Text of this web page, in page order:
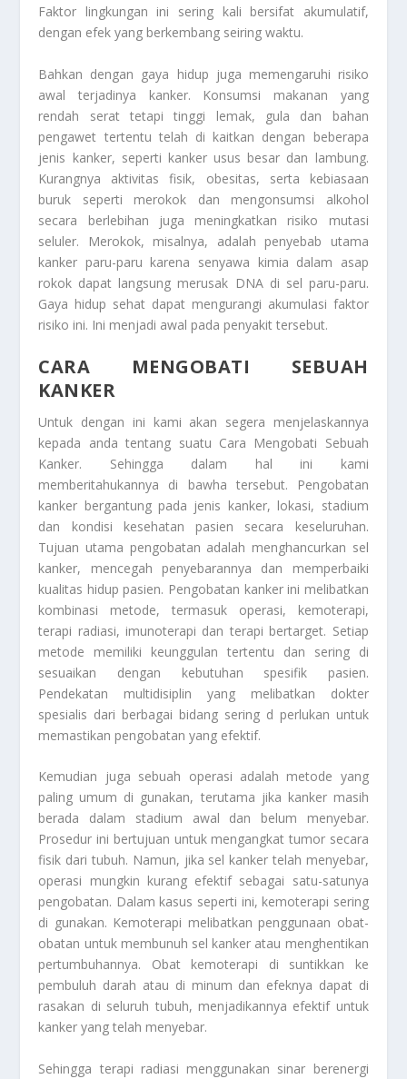
Faktor lingkungan ini sering kali bersifat akumulatif,
dengan efek yang berkembang seiring waktu.
Bahkan dengan gaya hidup juga memengaruhi risiko
awal terjadinya kanker. Konsumsi makanan yang
rendah serat tetapi tinggi lemak, gula dan bahan
pengawet tertentu telah di kaitkan dengan beberapa
jenis kanker, seperti kanker usus besar dan lambung.
Kurangnya aktivitas fisik, obesitas, serta kebiasaan
buruk seperti merokok dan mengonsumsi alkohol
secara berlebihan juga meningkatkan risiko mutasi
seluler. Merokok, misalnya, adalah penyebab utama
kanker paru-paru karena senyawa kimia dalam asap
rokok dapat langsung merusak DNA di sel paru-paru.
Gaya hidup sehat dapat mengurangi akumulasi faktor
risiko ini. Ini menjadi awal pada penyakit tersebut.
CARA MENGOBATI SEBUAH
KANKER
Untuk dengan ini kami akan segera menjelaskannya
kepada anda tentang suatu Cara Mengobati Sebuah
Kanker. Sehingga dalam hal ini kami
memberitahukannya di bawha tersebut. Pengobatan
kanker bergantung pada jenis kanker, lokasi, stadium
dan kondisi kesehatan pasien secara keseluruhan.
Tujuan utama pengobatan adalah menghancurkan sel
kanker, mencegah penyebarannya dan memperbaiki
kualitas hidup pasien. Pengobatan kanker ini melibatkan
kombinasi metode, termasuk operasi, kemoterapi,
terapi radiasi, imunoterapi dan terapi bertarget. Setiap
metode memiliki keunggulan tertentu dan sering di
sesuaikan dengan kebutuhan spesifik pasien.
Pendekatan multidisiplin yang melibatkan dokter
spesialis dari berbagai bidang sering d perlukan untuk
memastikan pengobatan yang efektif.
Kemudian juga sebuah operasi adalah metode yang
paling umum di gunakan, terutama jika kanker masih
berada dalam stadium awal dan belum menyebar.
Prosedur ini bertujuan untuk mengangkat tumor secara
fisik dari tubuh. Namun, jika sel kanker telah menyebar,
operasi mungkin kurang efektif sebagai satu-satunya
pengobatan. Dalam kasus seperti ini, kemoterapi sering
di gunakan. Kemoterapi melibatkan penggunaan obat-
obatan untuk membunuh sel kanker atau menghentikan
pertumbuhannya. Obat kemoterapi di suntikkan ke
pembuluh darah atau di minum dan efeknya dapat di
rasakan di seluruh tubuh, menjadikannya efektif untuk
kanker yang telah menyebar.
Sehingga terapi radiasi menggunakan sinar berenergi